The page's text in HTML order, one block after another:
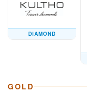
DIAMOND
GOLD